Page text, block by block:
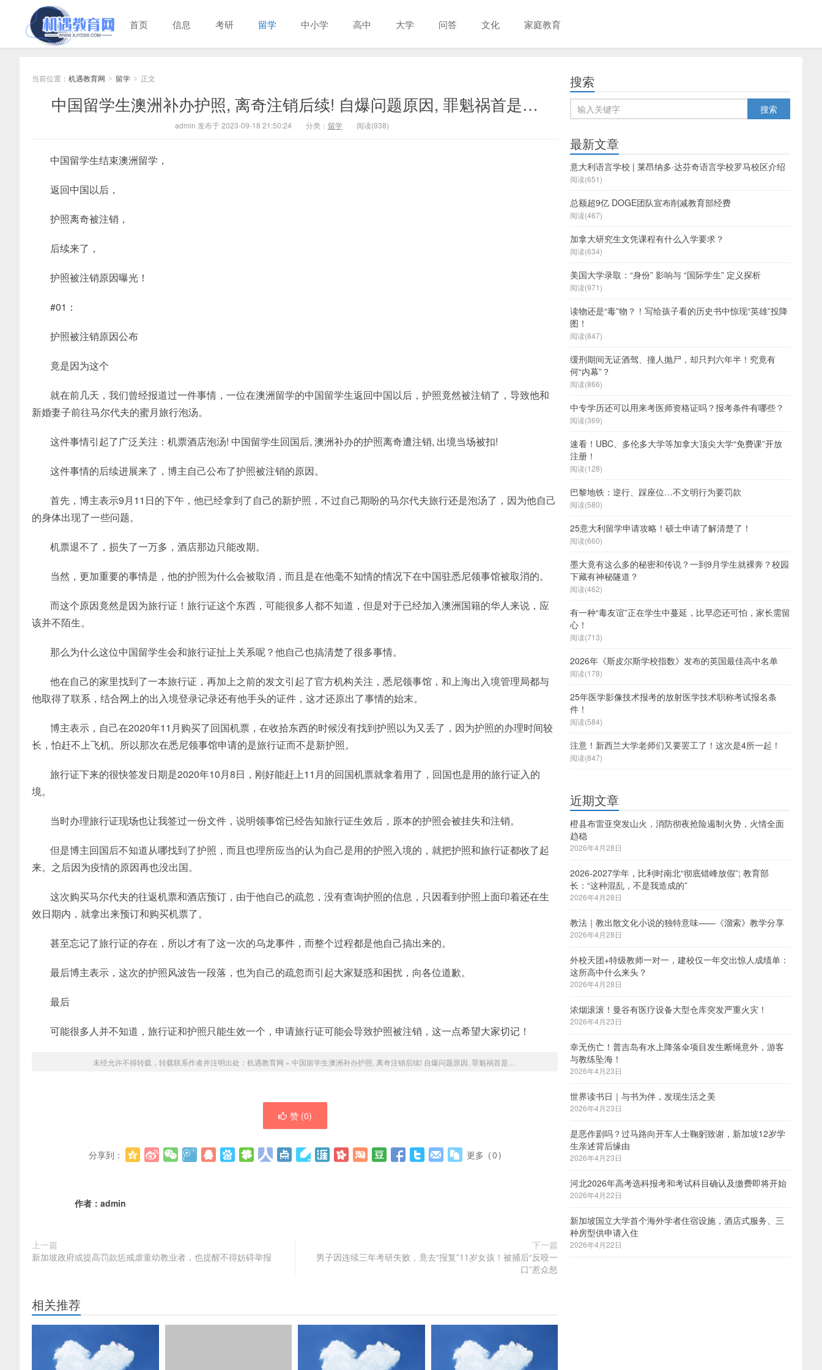
首页 信息 考研 留学 中小学 高中 大学 问答 文化 家庭教育
当前位置： 机遇教育网 > 留学 > 正文
中国留学生澳洲补办护照, 离奇注销后续! 自爆问题原因, 罪魁祸首是…
admin 发布于 2023-09-18 21:50:24 分类： 留学 阅读(938)
中国留学生结束澳洲留学，
返回中国以后，
护照离奇被注销，
后续来了，
护照被注销原因曝光！
#01：
护照被注销原因公布
竟是因为这个
就在前几天，我们曾经报道过一件事情，一位在澳洲留学的中国留学生返回中国以后，护照竟然被注销了，导致他和
新婚妻子前往马尔代夫的蜜月旅行泡汤。
这件事情引起了广泛关注：机票酒店泡汤! 中国留学生回国后, 澳洲补办的护照离奇遭注销, 出境当场被扣!
这件事情的后续进展来了，博主自己公布了护照被注销的原因。
首先，博主表示9月11日的下午，他已经拿到了自己的新护照，不过自己期盼的马尔代夫旅行还是泡汤了，因为他自己
的身体出现了一些问题。
机票退不了，损失了一万多，酒店那边只能改期。
当然，更加重要的事情是，他的护照为什么会被取消，而且是在他毫不知情的情况下在中国驻悉尼领事馆被取消的。
而这个原因竟然是因为旅行证！旅行证这个东西，可能很多人都不知道，但是对于已经加入澳洲国籍的华人来说，应
该并不陌生。
那么为什么这位中国留学生会和旅行证扯上关系呢？他自己也搞清楚了很多事情。
他在自己的家里找到了一本旅行证，再加上之前的发文引起了官方机构关注，悉尼领事馆，和上海出入境管理局都与
他取得了联系，结合网上的出入境登录记录还有他手头的证件，这才还原出了事情的始末。
博主表示，自己在2020年11月购买了回国机票，在收拾东西的时候没有找到护照以为又丢了，因为护照的办理时间较
长，怕赶不上飞机。所以那次在悉尼领事馆申请的是旅行证而不是新护照。
旅行证下来的很快签发日期是2020年10月8日，刚好能赶上11月的回国机票就拿着用了，回国也是用的旅行证入的
境。
当时办理旅行证现场也让我签过一份文件，说明领事馆已经告知旅行证生效后，原本的护照会被挂失和注销。
但是博主回国后不知道从哪找到了护照，而且也理所应当的认为自己是用的护照入境的，就把护照和旅行证都收了起
来。之后因为疫情的原因再也没出国。
这次购买马尔代夫的往返机票和酒店预订，由于他自己的疏忽，没有查询护照的信息，只因看到护照上面印着还在生
效日期内，就拿出来预订和购买机票了。
甚至忘记了旅行证的存在，所以才有了这一次的乌龙事件，而整个过程都是他自己搞出来的。
最后博主表示，这次的护照风波告一段落，也为自己的疏忽而引起大家疑惑和困扰，向各位道歉。
最后
可能很多人并不知道，旅行证和护照只能生效一个，申请旅行证可能会导致护照被注销，这一点希望大家切记！
未经允许不得转载，转载联系作者并注明出处： 机遇教育网 » 中国留学生澳洲补办护照, 离奇注销后续! 自爆问题原因, 罪魁祸首是…
赞 (0)
分享到： 更多 (0)
作者： admin
上一篇
新加坡政府或提高罚款惩戒虐童幼教业者，也提醒不得妨碍举报
下一篇
男子因连续三年考研失败，竟去“报复”11岁女孩！被捕后“反咬一
口”惹众怒
相关推荐
搜索
最新文章
意大利语言学校 | 莱昂纳多·达芬奇语言学校罗马校区介绍
阅读(651)
总额超9亿 DOGE团队宣布削减教育部经费
阅读(467)
加拿大研究生文凭课程有什么入学要求？
阅读(634)
美国大学录取：“身份” 影响与 “国际学生” 定义探析
阅读(971)
读物还是“毒”物？！写给孩子看的历史书中惊现“英雄”投降
图！
阅读(847)
缓刑期间无证酒驾、撞人抛尸，却只判六年半！究竟有
何“内幕”？
阅读(866)
中专学历还可以用来考医师资格证吗？报考条件有哪些？
阅读(369)
速看！UBC、多伦多大学等加拿大顶尖大学“免费课”开放
注册！
阅读(128)
巴黎地铁：逆行、踩座位…不文明行为要罚款
阅读(580)
25意大利留学申请攻略！硕士申请了解清楚了！
阅读(660)
墨大竟有这么多的秘密和传说？一到9月学生就裸奔？校园
下藏有神秘隧道？
阅读(462)
有一种“毒友谊”正在学生中蔓延，比早恋还可怕，家长需留
心！
阅读(713)
2026年《斯皮尔斯学校指数》发布的英国最佳高中名单
阅读(178)
25年医学影像技术报考的放射医学技术职称考试报名条
件！
阅读(584)
注意！新西兰大学老师们又要罢工了！这次是4所一起！
阅读(847)
近期文章
橙县布雷亚突发山火，消防彻夜抢险遏制火势，火情全面
趋稳
2026年4月28日
2026-2027学年，比利时南北“彻底错峰放假”; 教育部
长：“这种混乱，不是我造成的”
2026年4月28日
教法｜教出散文化小说的独特意味——《溜索》教学分享
2026年4月28日
外校天团+特级教师一对一，建校仅一年交出惊人成绩单：
这所高中什么来头？
2026年4月28日
浓烟滚滚！曼谷有医疗设备大型仓库突发严重火灾！
2026年4月23日
幸无伤亡！普吉岛有水上降落伞项目发生断绳意外，游客
与教练坠海！
2026年4月23日
世界读书日｜与书为伴，发现生活之美
2026年4月23日
是恶作剧吗？过马路向开车人士鞠躬致谢，新加坡12岁学
生亲述背后缘由
2026年4月23日
河北2026年高考选科报考和考试科目确认及缴费即将开始
2026年4月22日
新加坡国立大学首个海外学者住宿设施，酒店式服务、三
种房型供申请入住
2026年4月22日